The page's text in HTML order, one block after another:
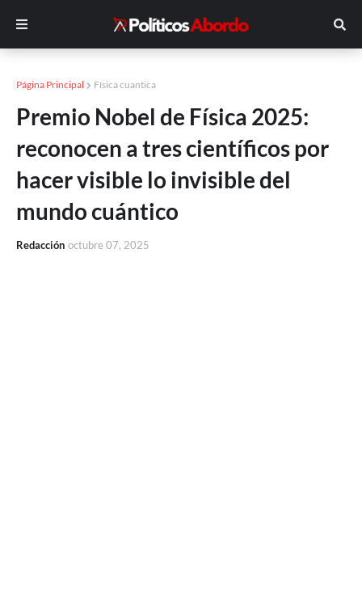
Página Principal Física cuantica
Premio Nobel de Física 2025:
reconocen a tres científicos por
hacer visible lo invisible del
mundo cuántico
Redacción octubre 07, 2025